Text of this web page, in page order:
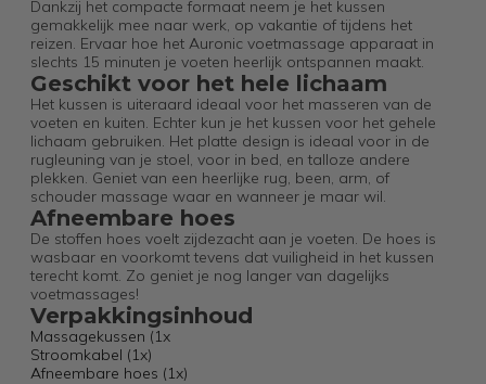
Dankzij het compacte formaat neem je het kussen
gemakkelijk mee naar werk, op vakantie of tijdens het
reizen. Ervaar hoe het Auronic voetmassage apparaat in
slechts 15 minuten je voeten heerlijk ontspannen maakt.
Geschikt voor het hele lichaam
Het kussen is uiteraard ideaal voor het masseren van de
voeten en kuiten. Echter kun je het kussen voor het gehele
lichaam gebruiken. Het platte design is ideaal voor in de
rugleuning van je stoel, voor in bed, en talloze andere
plekken. Geniet van een heerlijke rug, been, arm, of
schouder massage waar en wanneer je maar wil.
Afneembare hoes
De stoffen hoes voelt zijdezacht aan je voeten. De hoes is
wasbaar en voorkomt tevens dat vuiligheid in het kussen
terecht komt. Zo geniet je nog langer van dagelijks
voetmassages!
Verpakkingsinhoud
Massagekussen (1x
Stroomkabel (1x)
Afneembare hoes (1x)